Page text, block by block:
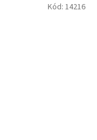
Kód: 14216